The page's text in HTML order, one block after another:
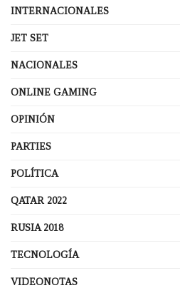
INTERNACIONALES
JET SET
NACIONALES
ONLINE GAMING
OPINIÓN
PARTIES
POLÍTICA
QATAR 2022
RUSIA 2018
TECNOLOGÍA
VIDEONOTAS